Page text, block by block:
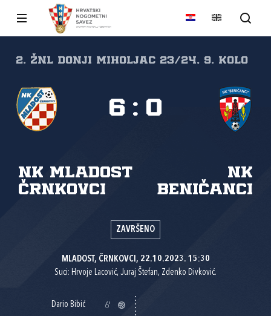
2. ŽNL Donji Miholjac 23/24, 9. kolo
NK Mladost
Črnkovci
NK
Beničanci
6 : 0
ZAVRŠENO
MLADOST, ČRNKOVCI, 22.10.2023. 15:30
Suci: Hrvoje Lacović, Juraj Štefan, Zdenko Divković.
Dario Bibić
6'